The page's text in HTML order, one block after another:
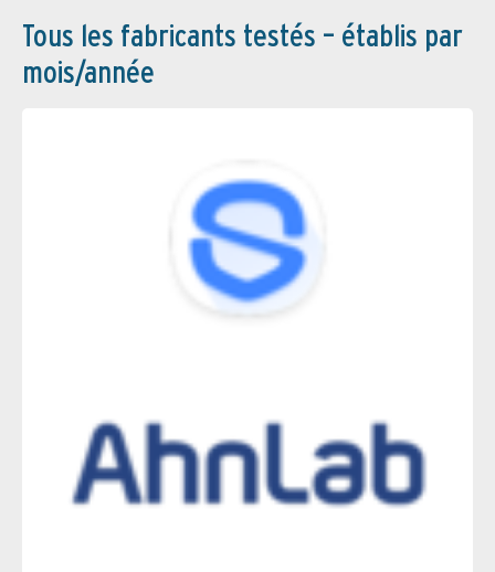
Tous les fabricants testés – établis par
mois/année